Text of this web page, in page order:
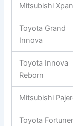
Mitsubishi
Toyota Grand
Innova
Toyota Innova
Reborn
Mitsubishi
Toyota Fortuner